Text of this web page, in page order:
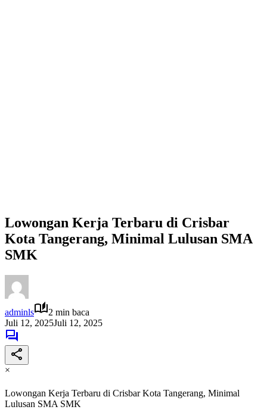
Lowongan Kerja Terbaru di Crisbar
Kota Tangerang, Minimal Lulusan SMA
SMK
adminls
2 min baca
Juli 12, 2025Juli 12, 2025
×
Lowongan Kerja Terbaru di Crisbar Kota Tangerang, Minimal
Lulusan SMA SMK